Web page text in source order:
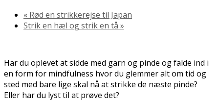
« Rød en strikkerejse til Japan
Strik en hæl og strik en tå »
Har du oplevet at sidde med garn og pinde og falde ind i
en form for mindfulness hvor du glemmer alt om tid og
sted med bare lige skal nå at strikke de næste pinde?
Eller har du lyst til at prøve det?